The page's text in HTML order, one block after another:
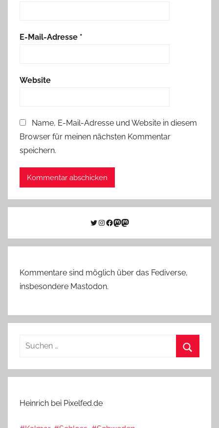
E-Mail-Adresse *
Website
Name, E-Mail-Adresse und Website in diesem
Browser für meinen nächsten Kommentar
speichern.
Twitter
Instagram
Facebook
Link zu Mastodon
Mastodon
Kommentare sind möglich über das Fediverse,
insbesondere Mastodon.
Suchen
Heinrich bei Pixelfed.de